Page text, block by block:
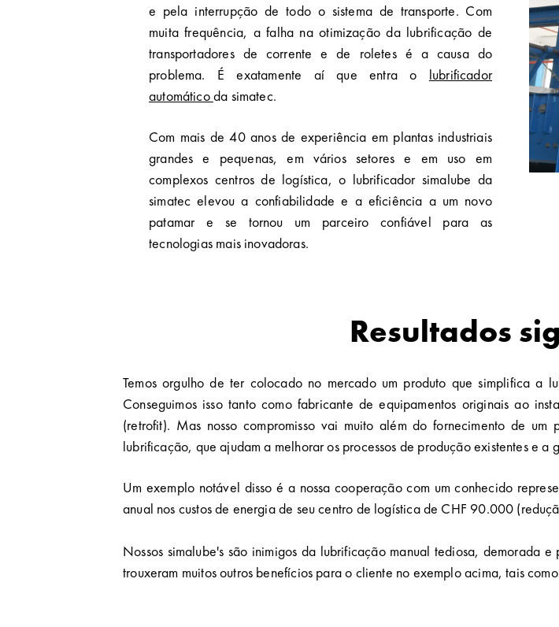
e pela interrupção de todo o sistema de transporte. Com
muita frequência, a falha na otimização da lubrificação de
transportadores de corrente e de roletes é a causa do
problema. É exatamente aí que entra o lubrificador
automáticoda simatec.
Com mais de 40 anos de experiência em plantas industriais
grandes e pequenas, em vários setores e em uso em
complexos centros de logística, o lubrificador simalube da
simatec elevou a confiabilidade e a eficiência a um novo
patamar e se tornou um parceiro confiável para as
tecnologias mais inovadoras.
Resultados
Temos orgulho de ter colocado no mercado um produto que simplifica a
Conseguimos isso tanto como fabricante de equipamentos originais ao
(retrofit). Mas nosso compromisso vai muito além do fornecimento de um
lubrificação, que ajudam a melhorar os processos de produção existentes e a
Um exemplo notável disso é a nossa cooperação com um conhecido
anual nos custos de energia de seu centro de logística de CHF 90.000
Nossos simalube's são inimigos da lubrificação manual tediosa, demorada
trouxeram muitos outros benefícios para o cliente no exemplo acima, tais